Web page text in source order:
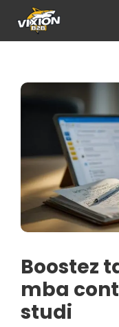
contenu
Boostez
mba
studi